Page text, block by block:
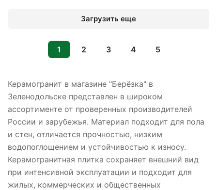
Загрузить еще
1 2 3 4 5
Керамогранит в магазине "Берёзка" в
Зеленодольске представлен в широком
ассортименте от проверенных производителей
России и зарубежья. Материал подходит для пола
и стен, отличается прочностью, низким
водопоглощением и устойчивостью к износу.
Керамогранитная плитка сохраняет внешний вид
при интенсивной эксплуатации и подходит для
жилых, коммерческих и общественных